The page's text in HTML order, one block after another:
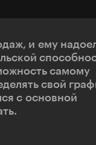
и ему
самому
свой
с основной